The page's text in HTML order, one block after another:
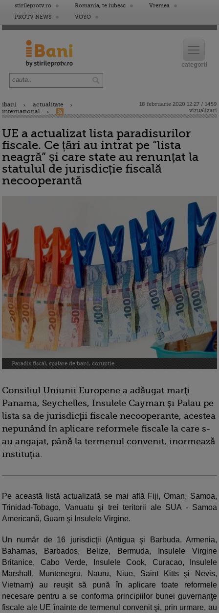
stirileprotv.ro Romania, te iubesc
Vremea
PROTV NEWS
VOYO
ibani
actualitate
international
18 februarie 2020 12:27 / 1459
vizualizari
UE a actualizat lista paradisurilor
fiscale. Ce țări au intrat pe “lista
neagră” și care state au renunțat la
statulul de jurisdicție fiscală
necooperantă
Paradis fiscal, spalare de bani, coruptie
Consiliul Uniunii Europene a adăugat marţi
Panama, Seychelles, Insulele Cayman şi Palau pe
lista sa de jurisdicţii fiscale necooperante, acestea
nepunând în aplicare reformele fiscale la care s-
au angajat, până la termenul convenit, inormează
instituția.
Pe această listă actualizată se mai află Fiji, Oman, Samoa,
Trinidad-Tobago, Vanuatu şi trei teritorii ale SUA - Samoa
Americană, Guam şi Insulele Virgine.
Un număr de 16 jurisdicţii (Antigua şi Barbuda, Armenia,
Bahamas, Barbados, Belize, Bermuda, Insulele Virgine
Britanice, Cabo Verde, Insulele Cook, Curacao, Insulele
Marshall, Muntenegru, Nauru, Niue, Saint Kitts şi Nevis,
Vietnam) au reuşit să pună în aplicare toate reformele
necesare pentru a se conforma principiilor bunei guvernanţe
fiscale ale UE înainte de termenul convenit şi, prin urmare, au